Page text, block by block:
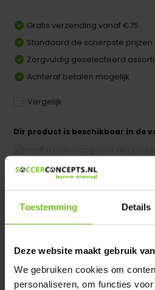
Toestemming Details
Deze website maakt gebruik
We gebruiken cookies om
personaliseren, om functies
Gratis verzending vanaf €75
Standaard de scherpste prijzen
Zorgvuldig geselecteerd
Achteraf betalen mogelijk
Vergelijk
Dir product is beschikbaar in de
We helpen u graag met meer
Specificaties